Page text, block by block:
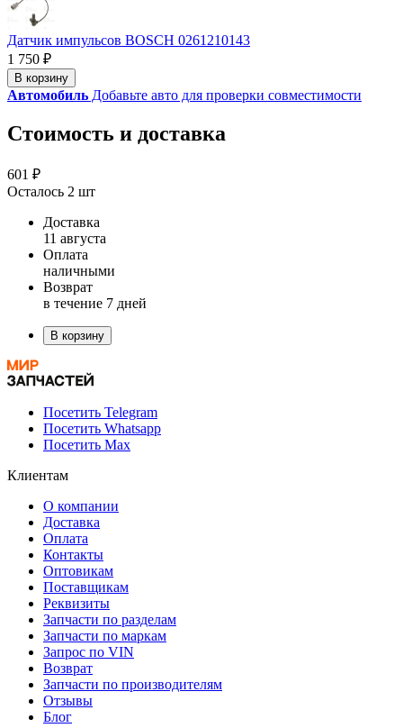
Датчик импульсов BOSCH 0261210143
1 750 ₽
В корзину
Автомобиль Добавьте авто для проверки совместимости
Стоимость и доставка
601 ₽
Осталось 2 шт
Доставка
11 августа
Оплата
наличными
Возврат
в течение 7 дней
В корзину
Посетить Telegram
Посетить Whatsapp
Посетить Max
Клиентам
О компании
Доставка
Оплата
Контакты
Оптовикам
Поставщикам
Реквизиты
Запчасти по разделам
Запчасти по маркам
Запрос по VIN
Возврат
Запчасти по производителям
Отзывы
Блог